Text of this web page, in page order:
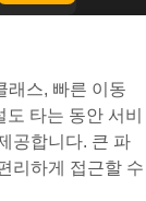
래스, 빠른 이동
타는 동안 서비
공합니다. 큰 파
리하게 접근할 수